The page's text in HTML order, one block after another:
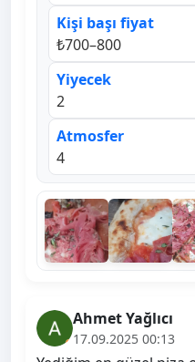
Kişi başı fiyat
₺700–800
Yiyecek
2
Atmosfer
4
Ahmet Yağlıcı
17.09.2025 00:13